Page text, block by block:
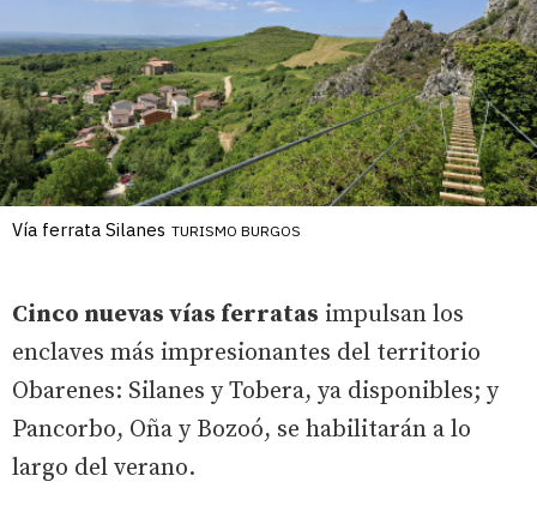
Vía ferrata Silanes TURISMO BURGOS
Cinco nuevas vías ferratas impulsan los
enclaves más impresionantes del territorio
Obarenes: Silanes y Tobera, ya disponibles; y
Pancorbo, Oña y Bozoó, se habilitarán a lo
largo del verano.